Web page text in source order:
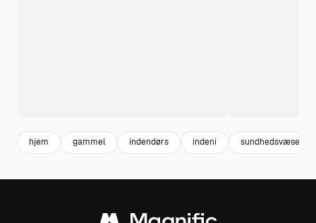
hjem gammel indendørs indeni sundhedsvæsen